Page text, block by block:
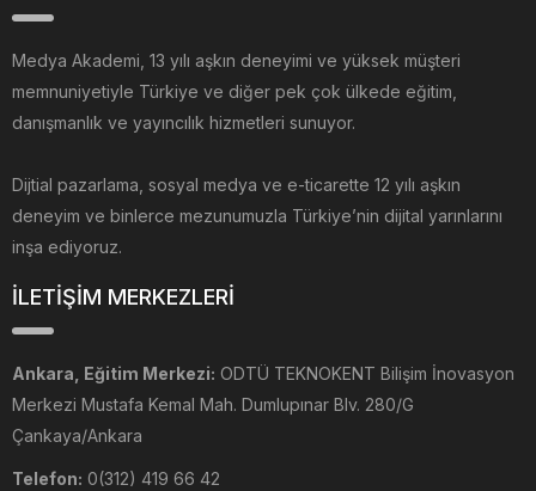
Medya Akademi, 13 yılı aşkın deneyimi ve yüksek müşteri
memnuniyetiyle Türkiye ve diğer pek çok ülkede eğitim,
danışmanlık ve yayıncılık hizmetleri sunuyor.
Dijtial pazarlama, sosyal medya ve e-ticarette 12 yılı aşkın
deneyim ve binlerce mezunumuzla Türkiye’nin dijital yarınlarını
inşa ediyoruz.
İLETİŞİM MERKEZLERİ
Ankara, Eğitim Merkezi: ODTÜ TEKNOKENT Bilişim İnovasyon
Merkezi Mustafa Kemal Mah. Dumlupınar Blv. 280/G
Çankaya/Ankara
Telefon: 0(312) 419 66 42